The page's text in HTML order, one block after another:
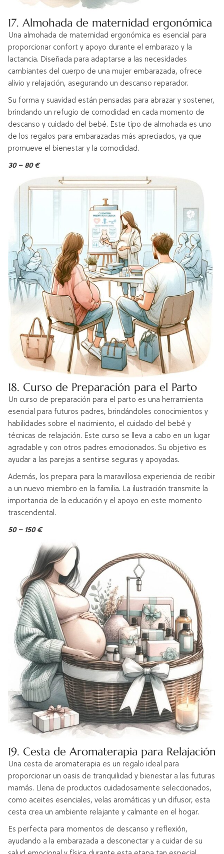
17. Almohada de maternidad ergonómica
Una almohada de maternidad ergonómica es esencial para
proporcionar confort y apoyo durante el embarazo y la
lactancia. Diseñada para adaptarse a las necesidades
cambiantes del cuerpo de una mujer embarazada, ofrece
alivio y relajación, asegurando un descanso reparador.
Su forma y suavidad están pensadas para abrazar y sostener,
brindando un refugio de comodidad en cada momento de
descanso y cuidado del bebé. Este tipo de almohada es uno
de los regalos para embarazadas más apreciados, ya que
promueve el bienestar y la comodidad.
30 – 80 €
18. Curso de Preparación para el Parto
Un curso de preparación para el parto es una herramienta
esencial para futuros padres, brindándoles conocimientos y
habilidades sobre el nacimiento, el cuidado del bebé y
técnicas de relajación. Este curso se lleva a cabo en un lugar
agradable y con otros padres emocionados. Su objetivo es
ayudar a las parejas a sentirse seguras y apoyadas.
Además, los prepara para la maravillosa experiencia de recibir
a un nuevo miembro en la familia. La ilustración transmite la
importancia de la educación y el apoyo en este momento
trascendental.
50 – 150 €
19. Cesta de Aromaterapia para Relajación
Una cesta de aromaterapia es un regalo ideal para
proporcionar un oasis de tranquilidad y bienestar a las futuras
mamás. Llena de productos cuidadosamente seleccionados,
como aceites esenciales, velas aromáticas y un difusor, esta
cesta crea un ambiente relajante y calmante en el hogar.
Es perfecta para momentos de descanso y reflexión,
ayudando a la embarazada a desconectar y a cuidar de su